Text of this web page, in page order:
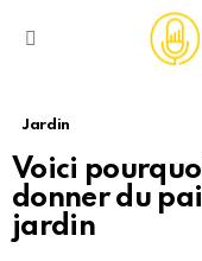
Jardin
Voici
donner du
jardin